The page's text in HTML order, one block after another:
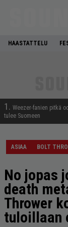
HAASTATTELU
1. Weezer-fanien pitkä
tulee Suomeen
ASIAA BOLT
No jopas
death
Thrower
tuloillaan